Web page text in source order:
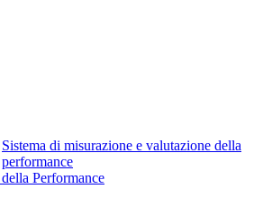
Sistema di misurazione e valutazione della
performance
Performance